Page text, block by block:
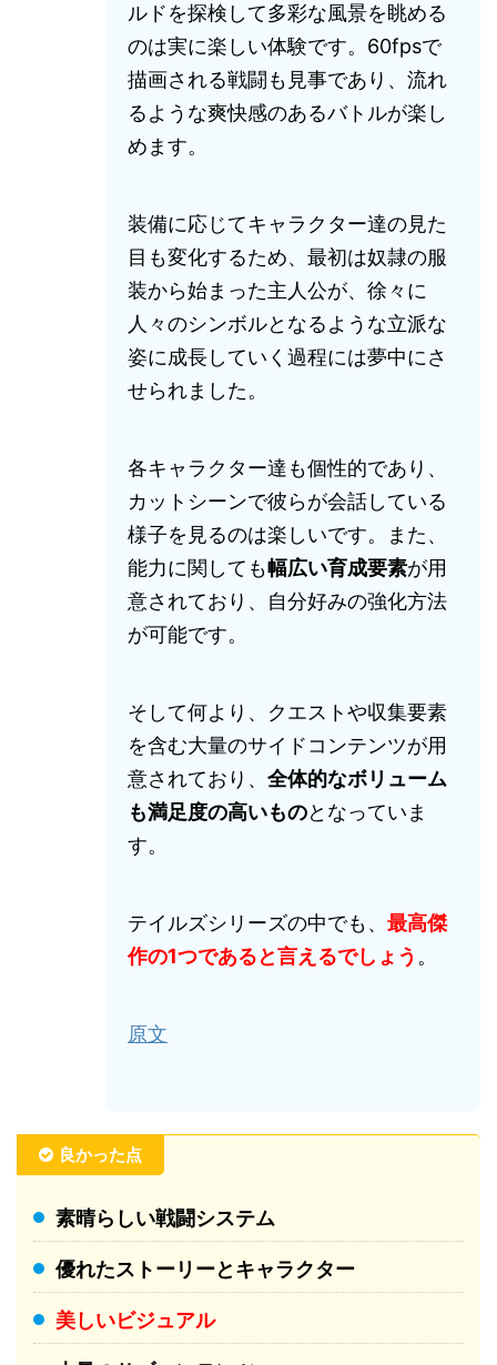
ルドを探検して多彩な風景を眺める
のは実に楽しい体験です。60fpsで
描画される戦闘も見事であり、流れ
るような爽快感のあるバトルが楽し
めます。
装備に応じてキャラクター達の見た
目も変化するため、最初は奴隷の服
装から始まった主人公が、徐々に
人々のシンボルとなるような立派な
姿に成長していく過程には夢中にさ
せられました。
各キャラクター達も個性的であり、
カットシーンで彼らが会話している
様子を見るのは楽しいです。また、
能力に関しても幅広い育成要素が用
意されており、自分好みの強化方法
が可能です。
そして何より、クエストや収集要素
を含む大量のサイドコンテンツが用
意されており、 全体的なボリューム
も満足度の高いものとなっていま
す。
テイルズシリーズの中でも、 最高傑
作の1つであると言えるでしょう 。
原文
良かった点
素晴らしい戦闘システム
優れたストーリーとキャラクター
美しいビジュアル